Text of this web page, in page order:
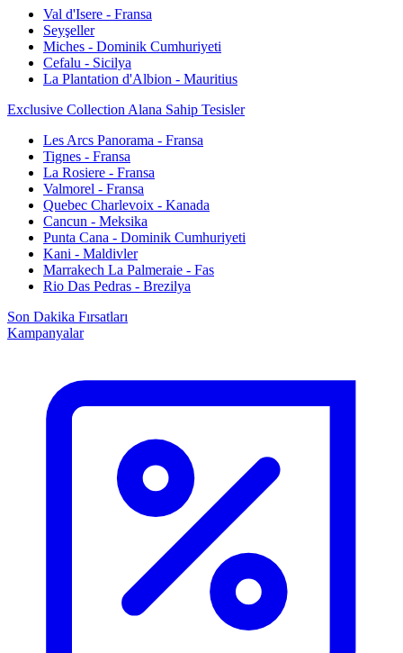
Val d'Isere - Fransa
Seyşeller
Miches - Dominik Cumhuriyeti
Cefalu - Sicilya
La Plantation d'Albion - Mauritius
Exclusive Collection Alana Sahip Tesisler
Les Arcs Panorama - Fransa
Tignes - Fransa
La Rosiere - Fransa
Valmorel - Fransa
Quebec Charlevoix - Kanada
Cancun - Meksika
Punta Cana - Dominik Cumhuriyeti
Kani - Maldivler
Marrakech La Palmeraie - Fas
Rio Das Pedras - Brezilya
Son Dakika Fırsatları
Kampanyalar